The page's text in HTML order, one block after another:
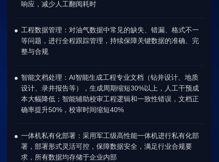
响应，减少人工翻阅耗时
工程数据管理：对油气数据中常见的缺失、错漏、格式不一
等问题，进行全程跟踪管理，持续保障关键数据的准确、完
整与合规
智能文档处理：AI智能生成工程专业文档（钻井设计、地质
设计、录井报告等），生成周期缩短30%以上，人工干预成
本大幅降低；智能辅助校审工程逻辑和一致性错误，文档正
确率提升50%，校审时间缩短40%
一体机私有化部署：采用军工级高性能一体机进行私有化部
署，部署形式灵活可控，保障数据安全，满足行业合规要
求，所有数据均存储于企业内部